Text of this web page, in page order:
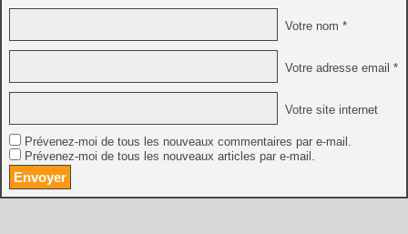
Votre nom *
Votre adresse email *
Votre site internet
Prévenez-moi de tous les nouveaux commentaires par e-mail.
Prévenez-moi de tous les nouveaux articles par e-mail.